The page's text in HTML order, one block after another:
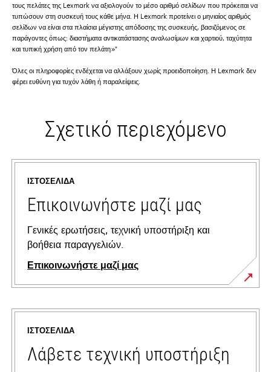
τους πελάτες της Lexmark να αξιολογούν το μέσο αριθμό σελίδων που πρόκειται να
τυπώσουν στη συσκευή τους κάθε μήνα. Η Lexmark προτείνει ο μηνιαίος αριθμός
σελίδων να είναι στα πλαίσια μέγιστης απόδοσης της συσκευής, βασιζόμενος σε
παράγοντες όπως: διαστήματα αντικατάστασης αναλωσίμων και χαρτιού, ταχύτητα
και τυπική χρήση από τον πελάτη»"
Όλες οι πληροφορίες ενδέχεται να αλλάξουν χωρίς προειδοποίηση. Η Lexmark δεν
φέρει ευθύνη για τυχόν λάθη ή παραλείψεις.
Σχετικό περιεχόμενο
ΙΣΤΟΣΕΛΊΔΑ
Επικοινωνήστε μαζί μας
Γενικές ερωτήσεις, τεχνική υποστήριξη και
βοήθεια παραγγελιών.
Επικοινωνήστε μαζί μας
ΙΣΤΟΣΕΛΊΔΑ
Λάβετε τεχνική υποστήριξη